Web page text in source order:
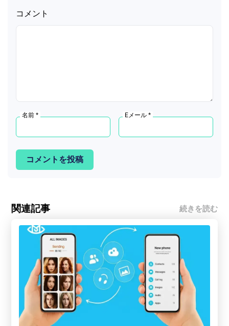
コメント
名前 * Eメール *
コメントを投稿
関連記事 続きを読む